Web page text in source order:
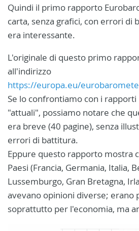
Quindi il primo rapporto
carta, senza grafici, con errori di
era interessante.
L'originale di questo primo
all'indirizzo
https://europa.eu/
Se lo confrontiamo con i
"attuali", possiamo notare che
era breve (40 pagine), senza
errori di battitura.
Eppure questo rapporto mostra
Paesi (Francia, Germania, Italia,
Lussemburgo, Gran Bretagna,
avevano opinioni diverse; erano
soprattutto per l'economia, ma